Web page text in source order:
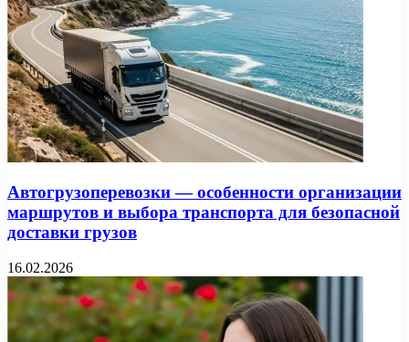
Автогрузоперевозки — особенности организации
маршрутов и выбора транспорта для безопасной
доставки грузов
16.02.2026